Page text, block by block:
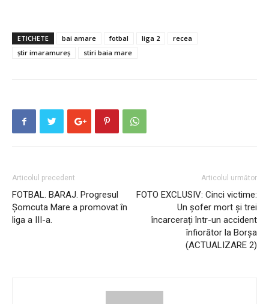
ETICHETE bai amare fotbal liga 2
recea
știr imaramureș
stiri baia mare
Articolul precedent
FOTBAL. BARAJ. Progresul
Șomcuta Mare a promovat în
liga a III-a.
Articolul următor
FOTO EXCLUSIV: Cinci victime:
Un șofer mort și trei
încarcerați într-un accident
înfiorător la Borșa
(ACTUALIZARE 2)